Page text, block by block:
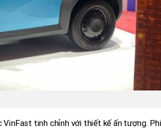
tinh chỉnh với thiết kế ấn tượng.